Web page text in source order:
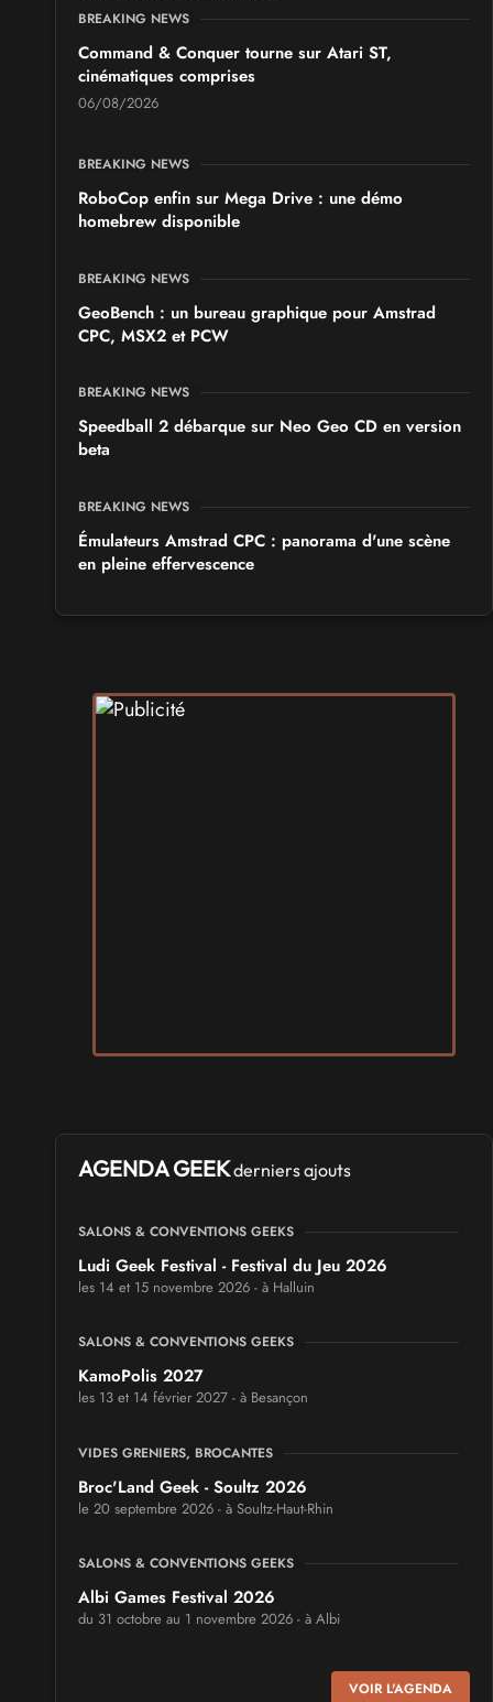
BREAKING NEWS
Command & Conquer tourne sur Atari ST,
cinématiques comprises
06/08/2026
BREAKING NEWS
RoboCop enfin sur Mega Drive : une démo
homebrew disponible
BREAKING NEWS
GeoBench : un bureau graphique pour Amstrad
CPC, MSX2 et PCW
BREAKING NEWS
Speedball 2 débarque sur Neo Geo CD en version
beta
BREAKING NEWS
Émulateurs Amstrad CPC : panorama d'une scène
en pleine effervescence
AGENDA GEEKderniers ajouts
SALONS & CONVENTIONS GEEKS
Ludi Geek Festival - Festival du Jeu 2026
les 14 et 15 novembre 2026 - à Halluin
SALONS & CONVENTIONS GEEKS
KamoPolis 2027
les 13 et 14 février 2027 - à Besançon
VIDES GRENIERS, BROCANTES
Broc'Land Geek - Soultz 2026
le 20 septembre 2026 - à Soultz-Haut-Rhin
SALONS & CONVENTIONS GEEKS
Albi Games Festival 2026
du 31 octobre au 1 novembre 2026 - à Albi
VOIR L'AGENDA